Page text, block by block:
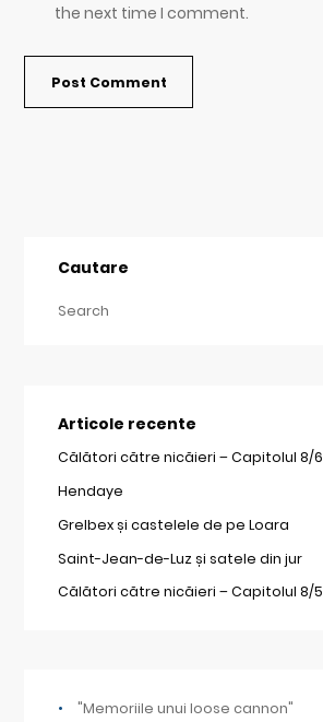
the next time I comment.
Cautare
Articole recente
Călători către nicăieri – Capitolul 8/6
Hendaye
Grelbex și castelele de pe Loara
Saint-Jean-de-Luz și satele din jur
Călători către nicăieri – Capitolul 8/5
"Memoriile unui loose cannon"